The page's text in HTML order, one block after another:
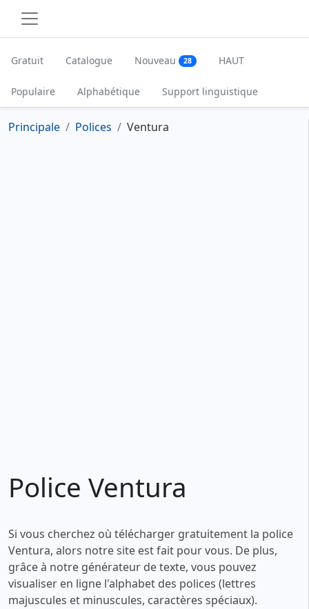
Gratuit Catalogue Nouveau 28 HAUT
Populaire Alphabétique Support linguistique
Principale Polices Ventura
Police Ventura
Si vous cherchez où télécharger gratuitement la police
Ventura, alors notre site est fait pour vous. De plus,
grâce à notre générateur de texte, vous pouvez
visualiser en ligne l'alphabet des polices (lettres
majuscules et minuscules, caractères spéciaux).